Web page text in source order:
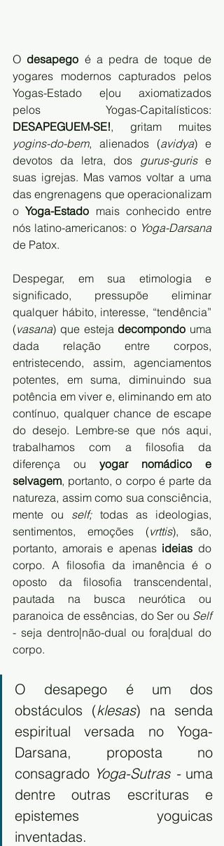
O desapego é a pedra de toque de
yogares modernos capturados pelos
Yogas-Estado e|ou axiomatizados
DESAPEGUEM-SE!
yogins-do-bem, alienados (avidya) e
devotos da letra, dos gurus-guris e
suas igrejas. Mas vamos voltar a uma
das engrenagens que operacionalizam
o Yoga-Estado mais conhecido entre
nós latino-americanos: o
de Patox.
Despegar, em sua etimologia e
significado, pressupõe eliminar
qualquer hábito, interesse, “tendência”
(vasana) que esteja decompondo uma
dada relação entre corpos,
entristecendo, assim, agenciamentos
potentes, em suma, diminuindo sua
potência em viver e, eliminando em ato
contínuo, qualquer chance de escape
do desejo. Lembre-se que nós aqui,
trabalhamos com a filosofia da
diferença ou yogar nomádico e
selvagem, portanto, o corpo é parte da
natureza, assim como sua consciência,
mente ou self; todas as ideologias,
sentimentos, emoções (vrttis), são,
portanto, amorais e apenas ideias do
corpo. A filosofia da imanência é o
oposto da filosofia transcendental,
pautada na busca neurótica ou
paranoica de essências, do Ser ou Self
- seja dentro|não-dual ou fora|dual do
corpo.
O desapego é um dos
obstáculos (klesas) na senda
espiritual versada no Yoga-
Darsana, proposta no
consagrado Yoga-Sutras - uma
dentre outras escrituras e
epistemes yoguicas
inventadas.